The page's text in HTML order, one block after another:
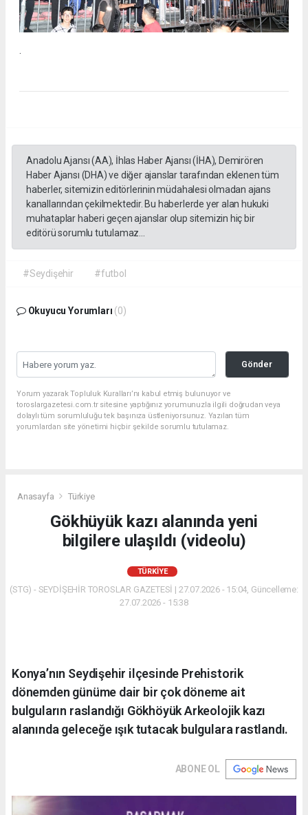
Anadolu Ajansı (AA), İhlas Haber Ajansı (İHA), Demirören
Haber Ajansı (DHA) ve diğer ajanslar tarafından eklenen tüm
haberler, sitemizin editörlerinin müdahalesi olmadan ajans
kanallarından çekilmektedir. Bu haberlerde yer alan hukuki
muhataplar haberi geçen ajanslar olup sitemizin hiç bir
editörü sorumlu tutulamaz...
#Seydişehir #futbol
Okuyucu Yorumları (0)
Gönder
Yorum yazarak Topluluk Kuralları’nı kabul etmiş bulunuyor ve
toroslargazetesi.com.tr sitesine yaptığınız yorumunuzla ilgili doğrudan veya
dolaylı tüm sorumluluğu tek başınıza üstleniyorsunuz. Yazılan tüm
yorumlardan site yönetimi hiçbir şekilde sorumlu tutulamaz.
Anasayfa Türkiye
Gökhüyük kazı alanında yeni
bilgilere ulaşıldı (videolu)
TÜRKIYE
(STG) - SEYDİŞEHİR TOROSLAR GAZETESİ | 27.07.2026 - 15:04, Güncelleme:
27.07.2026 - 15:38
Konya’nın Seydişehir ilçesinde Prehistorik
dönemden günüme dair bir çok döneme ait
bulguların raslandığı Gökhöyük Arkeolojik kazı
alanında geleceğe ışık tutacak bulgulara rastlandı.
ABONE OL